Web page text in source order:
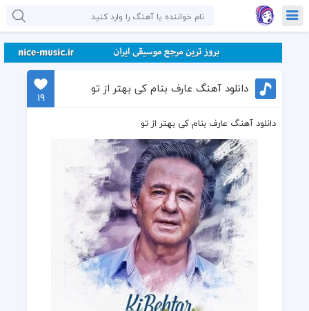
دانلود آهنگ عارف بنام کی بهتر از تو
19
دانلود آهنگ عارف بنام کی بهتر از تو